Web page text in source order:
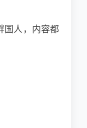
国人，内容都